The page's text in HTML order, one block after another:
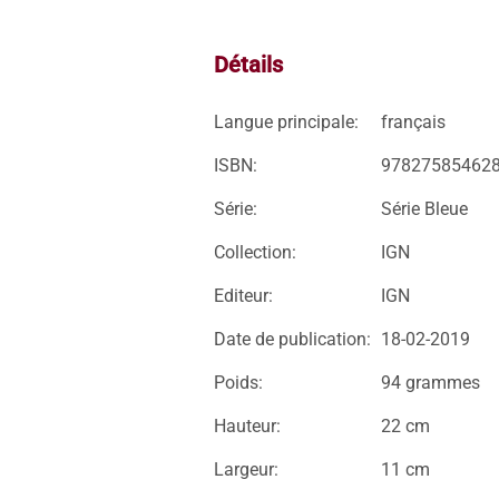
Détails
Langue principale: français
ISBN:
Série: Série Bleue
Collection: IGN
Editeur: IGN
Date de publication: 18-02-2019
Poids: 94 grammes
Hauteur: 22 cm
Largeur: 11 cm